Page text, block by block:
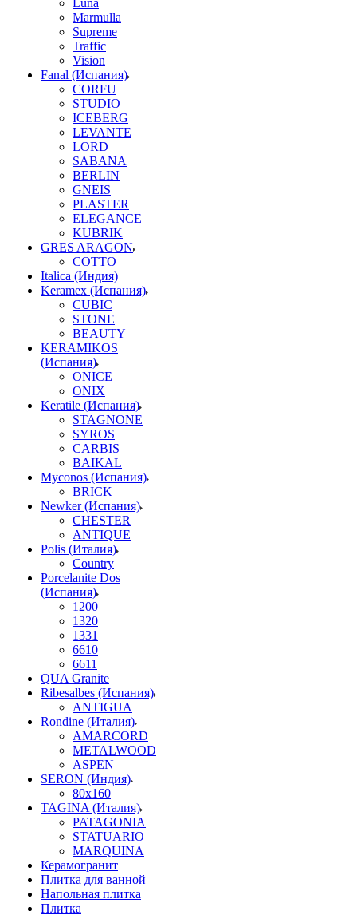
Luna
Marmulla
Supreme
Traffic
Vision
Fanal (Испания)
CORFU
STUDIO
ICEBERG
LEVANTE
LORD
SABANA
BERLIN
GNEIS
PLASTER
ELEGANCE
KUBRIK
GRES ARAGON
COTTO
Italica (Индия)
Keramex (Испания)
CUBIC
STONE
BEAUTY
KERAMIKOS
(Испания)
ONICE
ONIX
Keratile (Испания)
STAGNONE
SYROS
CARBIS
BAIKAL
Myconos (Испания)
BRICK
Newker (Испания)
CHESTER
ANTIQUE
Polis (Италия)
Country
Porcelanite Dos
(Испания)
1200
1320
1331
6610
6611
QUA Granite
Ribesalbes (Испания)
ANTIGUA
Rondine (Италия)
AMARCORD
METALWOOD
ASPEN
SERON (Индия)
80x160
TAGINA (Италия)
PATAGONIA
STATUARIO
MARQUINA
Керамогранит
Плитка для ванной
Напольная плитка
Плитка